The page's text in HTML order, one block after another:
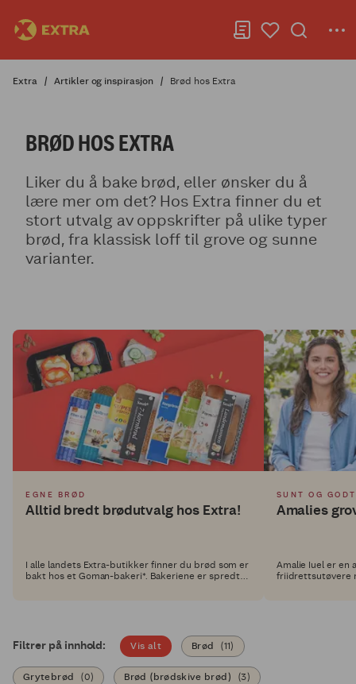
Extra Artikler og inspirasjon Brød hos Extra
BRØD HOS EXTRA
Liker du å bake brød, eller ønsker du å
lære mer om det? Hos Extra finner du et
stort utvalg av oppskrifter på ulike typer
brød, fra klassisk loff til grove og sunne
varianter.
EGNE BRØD
Alltid bredt brødutvalg hos Extra!
I alle landets Extra-butikker finner du brød som er
bakt hos et Goman-bakeri*. Bakeriene er spredt
SUNT OG GODT
Amalies
Amalie Iuel er en
friidrettsutøvere
Filtrer på innhold: Vis alt Brød (11)
Grytebrød (0) Brød (brødskive brød) (3)